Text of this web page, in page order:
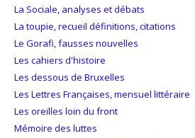
La Sociale, analyses et débats
La toupie, recueil définitions, citations
Le Gorafi, fausses nouvelles
Les cahiers d'histoire
Les dessous de Bruxelles
Les Lettres Françaises, mensuel littéraire
Les oreilles loin du front
Mémoire des luttes